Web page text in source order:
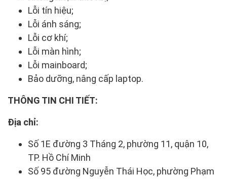
Lỗi tín hiệu;
Lỗi ánh sáng;
Lỗi cơ khí;
Lỗi màn hình;
Lỗi mainboard;
Bảo dưỡng, nâng cấp laptop.
THÔNG TIN CHI TIẾT:
Địa chỉ:
Số 1E đường 3 Tháng 2, phường 11, quận 10,
TP. Hồ Chí Minh
Số 95 đường Nguyễn Thái Học, phường Phạm